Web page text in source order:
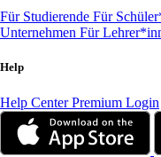
Für Studierende Für
Unternehmen Für
Help
Help CenterPremium Login